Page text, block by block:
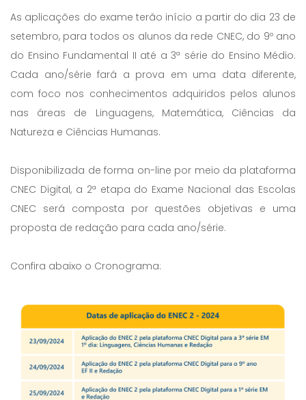
As aplicações do exame terão início a partir do dia 23 de
setembro, para todos os alunos da rede CNEC, do 9º ano
do Ensino Fundamental II até a 3ª série do Ensino Médio.
Cada ano/série fará a prova em uma data diferente,
com foco nos conhecimentos adquiridos pelos alunos
nas áreas de Linguagens, Matemática, Ciências da
Natureza e Ciências Humanas.
Disponibilizada de forma on-line por meio da plataforma
CNEC Digital, a 2ª etapa do Exame Nacional das Escolas
CNEC será composta por questões objetivas e uma
proposta de redação para cada ano/série.
Confira abaixo o Cronograma: